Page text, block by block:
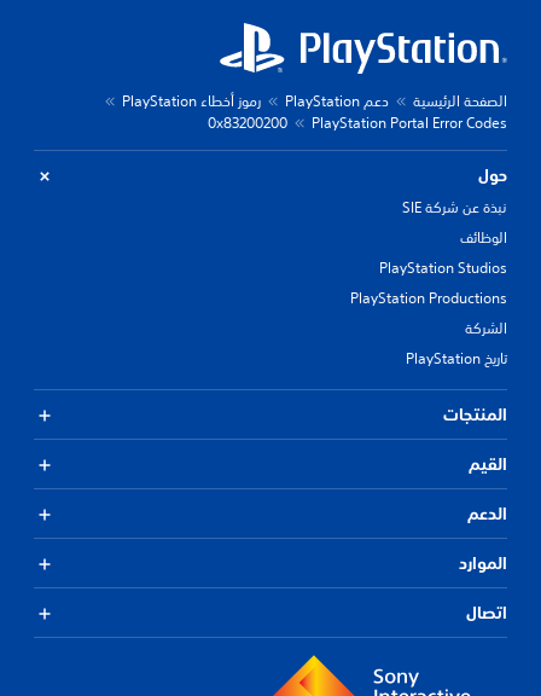
الصفحة الرئيسية دعم PlayStation
رموز أخطاء PlayStation
PlayStation Portal Error Codes
0x83200200
حول
نبذة عن شركة SIE
الوظائف
PlayStation Studios
PlayStation Productions
الشركة
تاريخ PlayStation
المنتجات
القيم
الدعم
الموارد
اتصال